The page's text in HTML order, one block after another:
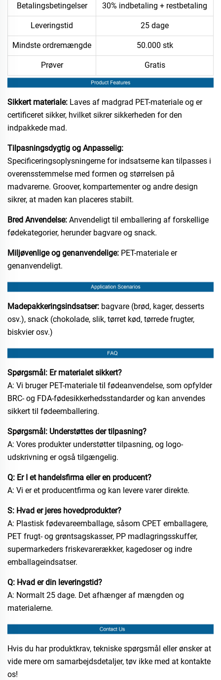
Betalingsbetingelser 30% indbetaling + restbetaling
Leveringstid 25 dage
Mindste ordremængde 50.000 stk
Prøver Gratis
Sikkert materiale: Laves af madgrad PET-materiale og er
certificeret sikker, hvilket sikrer sikkerheden for den
indpakkede mad.
Tilpasningsdygtig og Anpasselig:
Specificeringsoplysningerne for indsatserne kan tilpasses i
overensstemmelse med formen og størrelsen på
madvarerne. Groover, kompartementer og andre design
sikrer, at maden kan placeres stabilt.
Bred Anvendelse: Anvendeligt til emballering af forskellige
fødekategorier, herunder bagvare og snack.
Miljøvenlige og genanvendelige: PET-materiale er
genanvendeligt.
Madepakkeringsindsatser: bagvare (brød, kager, desserts
osv.), snack (chokolade, slik, tørret kød, tørrede frugter,
biskvier osv.)
Spørgsmål: Er materialet sikkert?
A: Vi bruger PET-materiale til fødeanvendelse, som opfylder
BRC- og FDA-fødesikkerhedsstandarder og kan anvendes
sikkert til fødeemballering.
Spørgsmål: Understøttes der tilpasning?
A: Vores produkter understøtter tilpasning, og logo-
udskrivning er også tilgængelig.
Q: Er I et handelsfirma eller en producent?
A: Vi er et producentfirma og kan levere varer direkte.
S: Hvad er jeres hovedprodukter?
A: Plastisk fødevareemballage, såsom CPET emballagere,
PET frugt- og grøntsagskasser, PP madlagringsskuffer,
supermarkeders friskevarerækker, kagedoser og indre
emballageindsatser.
Q: Hvad er din leveringstid?
A: Normalt 25 dage. Det afhænger af mængden og
materialerne.
Hvis du har produktkrav, tekniske spørgsmål eller ønsker at
vide mere om samarbejdsdetaljer, tøv ikke med at kontakte
os!